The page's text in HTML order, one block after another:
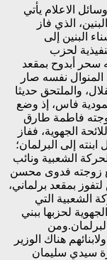
الاعلام يأتي
الذي فاز
البنين إلى
لحزب
سحر أبدوح بمقعد
المنوال نفسه صار
والملتحق حديثا
فاس، إذ وضع
فاطمة طارق
الجهوية، ففاز
إلى البرلمان؛
الشعبية ونائب
زوجته فدوى محسن
بمقعد برلماني،
الشعبية التي
لحزبها ببني
هناك الوزير
سيدي سليمان